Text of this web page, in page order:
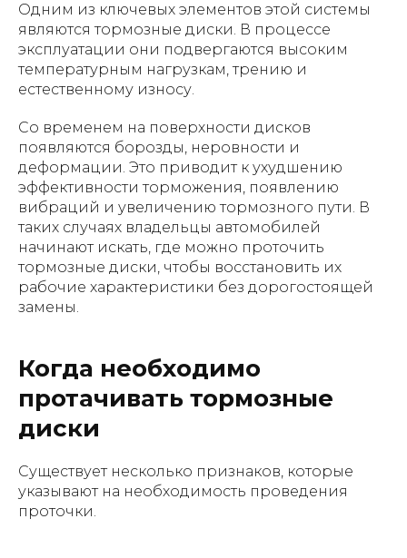
Одним из ключевых элементов этой системы
являются тормозные диски. В процессе
эксплуатации они подвергаются высоким
температурным нагрузкам, трению и
естественному износу.
Со временем на поверхности дисков
появляются борозды, неровности и
деформации. Это приводит к ухудшению
эффективности торможения, появлению
вибраций и увеличению тормозного пути. В
таких случаях владельцы автомобилей
начинают искать, где можно проточить
тормозные диски, чтобы восстановить их
рабочие характеристики без дорогостоящей
замены.
Когда необходимо
протачивать тормозные
диски
Существует несколько признаков, которые
указывают на необходимость проведения
проточки.